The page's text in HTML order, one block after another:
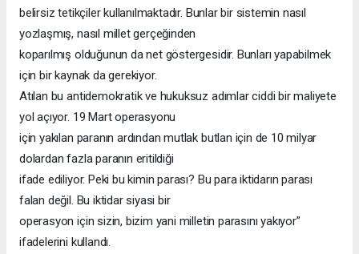
belirsiz tetikçiler kullanılmaktadır. Bunlar bir sistemin nasıl
yozlaşmış, nasıl millet gerçeğinden
koparılmış olduğunun da net göstergesidir. Bunları yapabilmek
için bir kaynak da gerekiyor.
Atılan bu antidemokratik ve hukuksuz adımlar ciddi bir maliyete
yol açıyor. 19 Mart operasyonu
için yakılan paranın ardından mutlak butlan için de 10 milyar
dolardan fazla paranın eritildiği
ifade ediliyor. Peki bu kimin parası? Bu para iktidarın parası
falan değil. Bu iktidar siyasi bir
operasyon için sizin, bizim yani milletin parasını yakıyor”
ifadelerini kullandı.